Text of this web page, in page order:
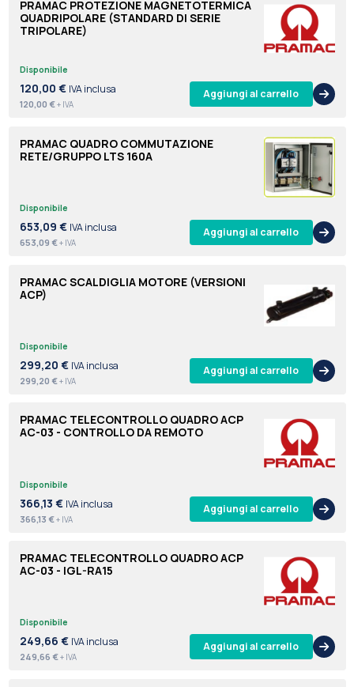
PRAMAC PROTEZIONE MAGNETOTERMICA
QUADRIPOLARE (STANDARD DI SERIE
TRIPOLARE)
Disponibile
120,00 € IVA inclusa
120,00 €+ IVA
Aggiungi al carrello
PRAMAC QUADRO COMMUTAZIONE
RETE/GRUPPO LTS 160A
Disponibile
653,09 € IVA inclusa
653,09 €+ IVA
Aggiungi al carrello
PRAMAC SCALDIGLIA MOTORE (VERSIONI
ACP)
Disponibile
299,20 € IVA inclusa
299,20 €+ IVA
Aggiungi al carrello
PRAMAC TELECONTROLLO QUADRO ACP
AC-03 - CONTROLLO DA REMOTO
Disponibile
366,13 € IVA inclusa
366,13 €+ IVA
Aggiungi al carrello
PRAMAC TELECONTROLLO QUADRO ACP
AC-03 - IGL-RA15
Disponibile
249,66 € IVA inclusa
249,66 €+ IVA
Aggiungi al carrello